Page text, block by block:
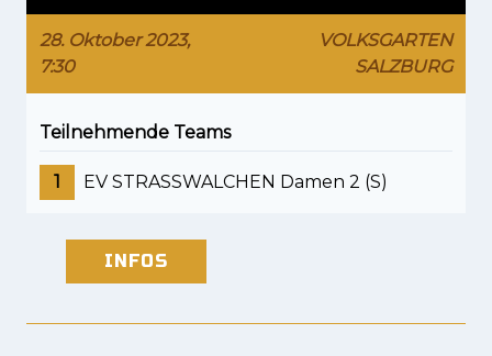
28. Oktober 2023,
7:30
VOLKSGARTEN
SALZBURG
Teilnehmende Teams
1 EV STRASSWALCHEN Damen 2 (S)
INFOS